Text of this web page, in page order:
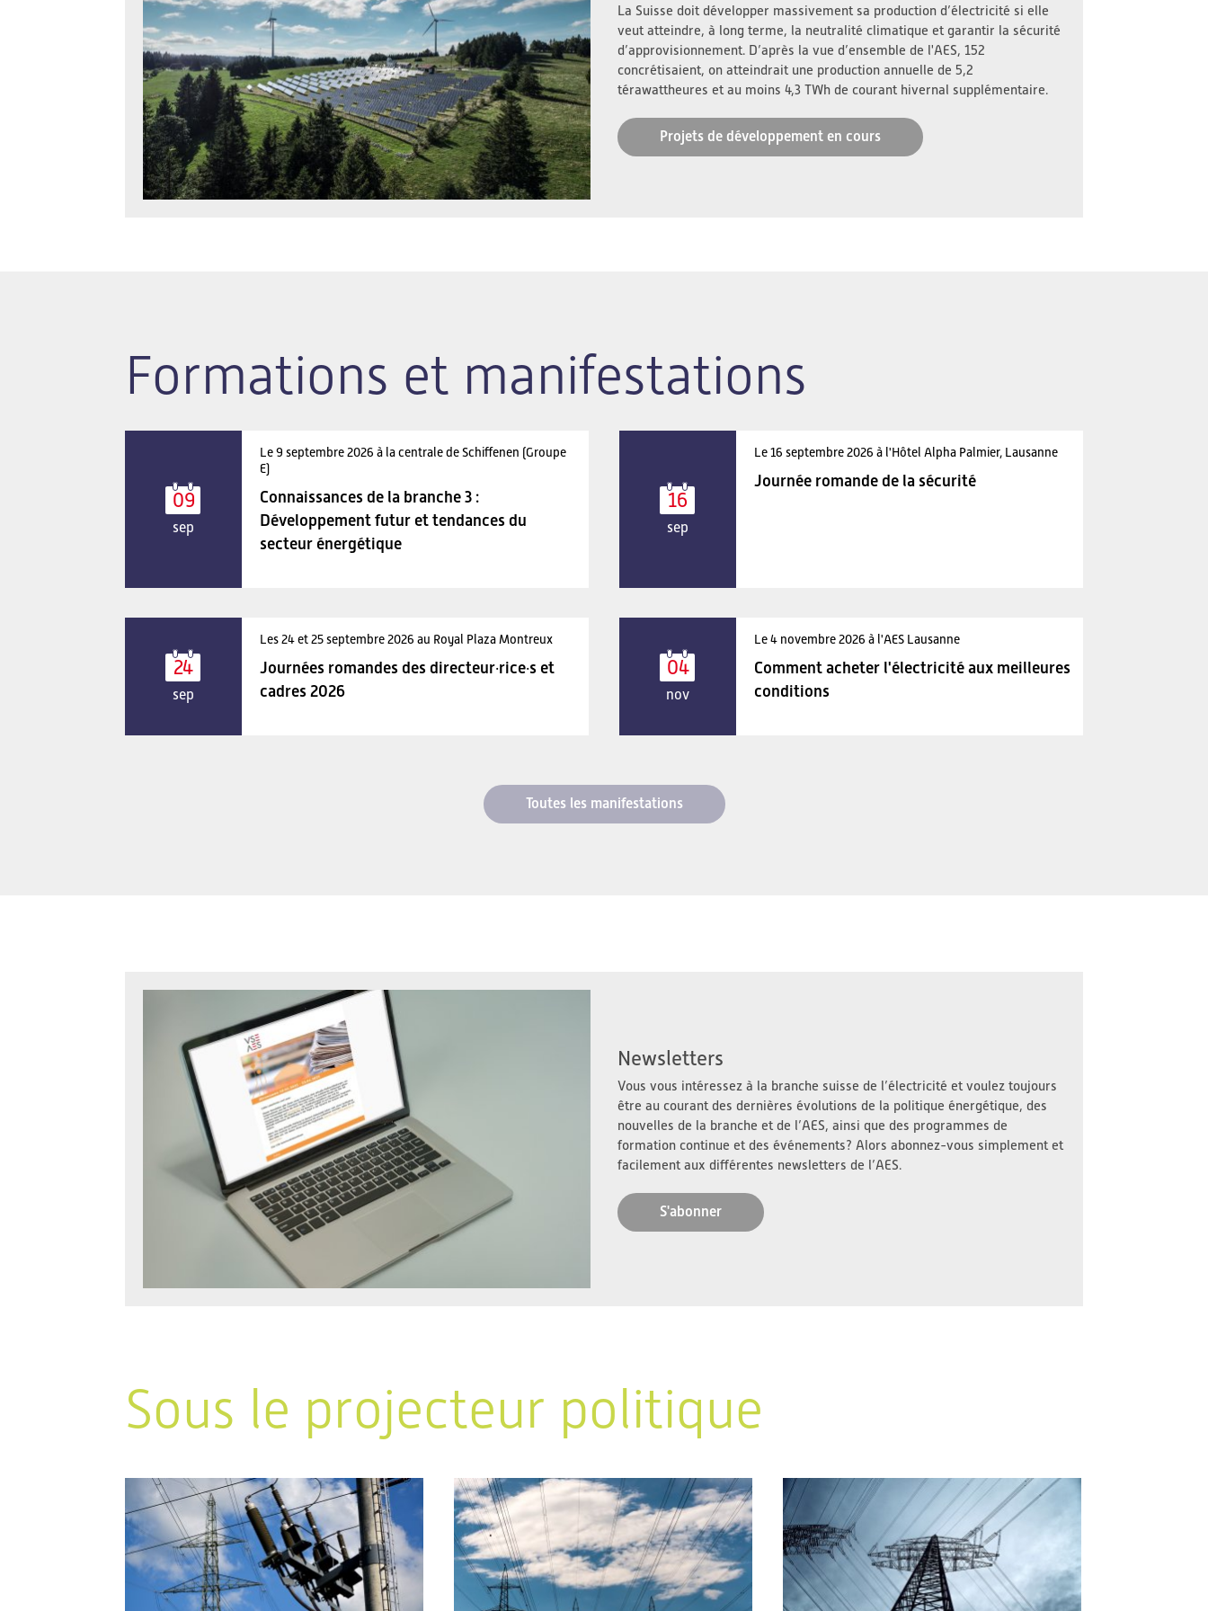
La Suisse doit développer massivement sa production d’électricité si elle
veut atteindre, à long terme, la neutralité climatique et garantir la sécurité
d’approvisionnement. D’après la vue d’ensemble de l'AES, 152
concrétisaient, on atteindrait une production annuelle de 5,2
térawattheures et au moins 4,3 TWh de courant hivernal supplémentaire.
Projets de développement en cours
Formations et manifestations
09
sep
Le 9 septembre 2026 à la centrale de Schiffenen (Groupe
E)
Connaissances de la branche 3 :
Développement futur et tendances du
secteur énergétique
16
sep
Le 16 septembre 2026 à l'Hôtel Alpha Palmier, Lausanne
Journée romande de la sécurité
24
sep
Les 24 et 25 septembre 2026 au Royal Plaza Montreux
Journées romandes des directeur·rice·s et
cadres 2026
04
nov
Le 4 novembre 2026 à l'AES Lausanne
Comment acheter l'électricité aux meilleures
conditions
Toutes les manifestations
Newsletters
Vous vous intéressez à la branche suisse de l’électricité et voulez toujours
être au courant des dernières évolutions de la politique énergétique, des
nouvelles de la branche et de l’AES, ainsi que des programmes de
formation continue et des événements? Alors abonnez-vous simplement et
facilement aux différentes newsletters de l’AES.
S'abonner
Sous le projecteur politique